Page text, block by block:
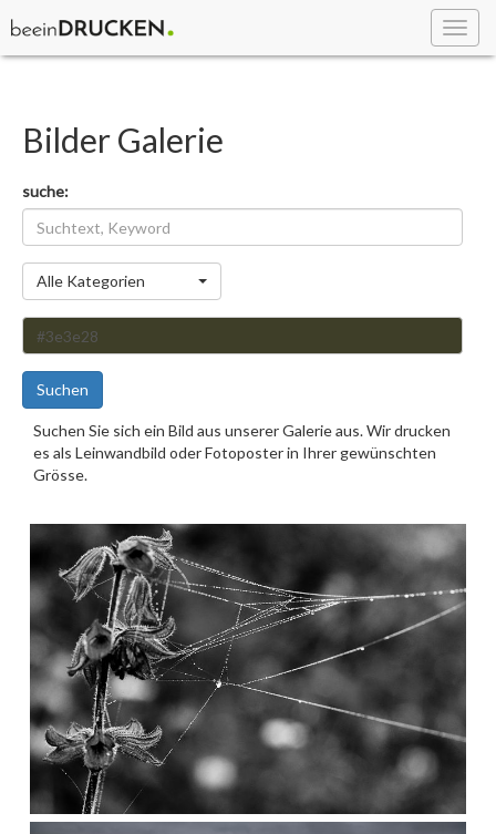
Bilder Galerie
suche:
Kategorie
Alle Kategorien
Suchen
Suchen Sie sich ein Bild aus unserer Galerie aus. Wir drucken
es als Leinwandbild oder Fotoposter in Ihrer gewünschten
Grösse.